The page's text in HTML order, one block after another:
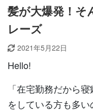
髪が大爆発！そ
レーズ
2021年5月22日
Hello!
「在宅勤務だから
をしている方も多